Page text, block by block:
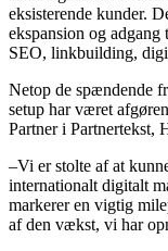
eksisterende kunder.
ekspansion og
SEO, linkbuilding,
Netop de spændende
setup har været
Partner i Partnertekst,
–Vi er stolte af at
internationalt digitalt
markerer en vigtig
af den vækst, vi har